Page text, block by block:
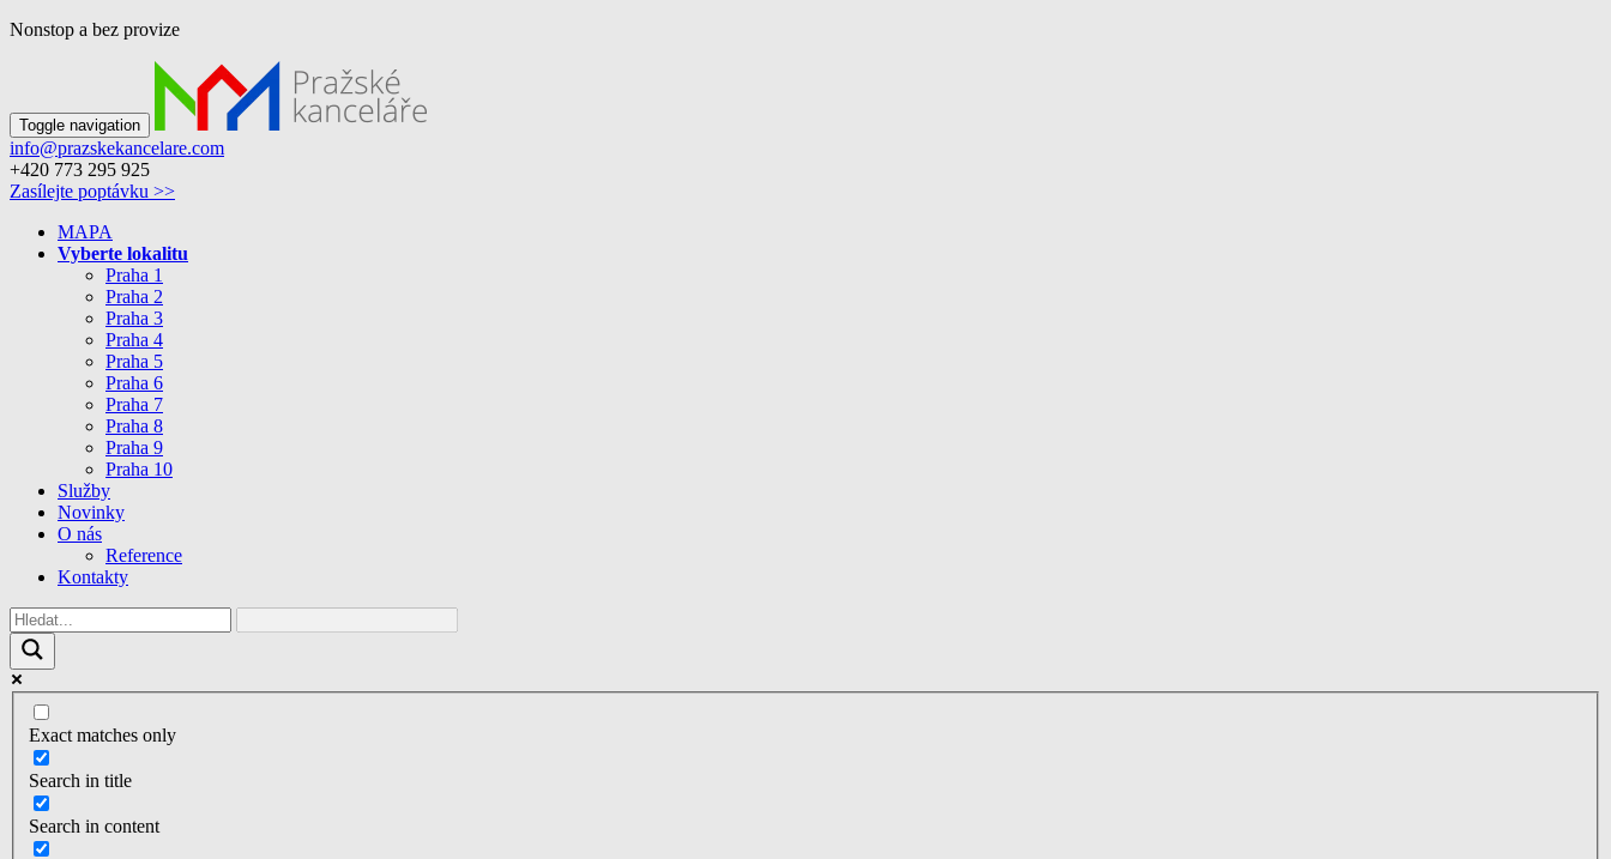
Nonstop a bez provize
Toggle navigation
info@prazskekancelare.com
+420 773 295 925
Zasílejte poptávku >>
MAPA
Vyberte lokalitu
Praha 1
Praha 2
Praha 3
Praha 4
Praha 5
Praha 6
Praha 7
Praha 8
Praha 9
Praha 10
Služby
Novinky
O nás
Reference
Kontakty
Exact matches only
Search in title
Search in content